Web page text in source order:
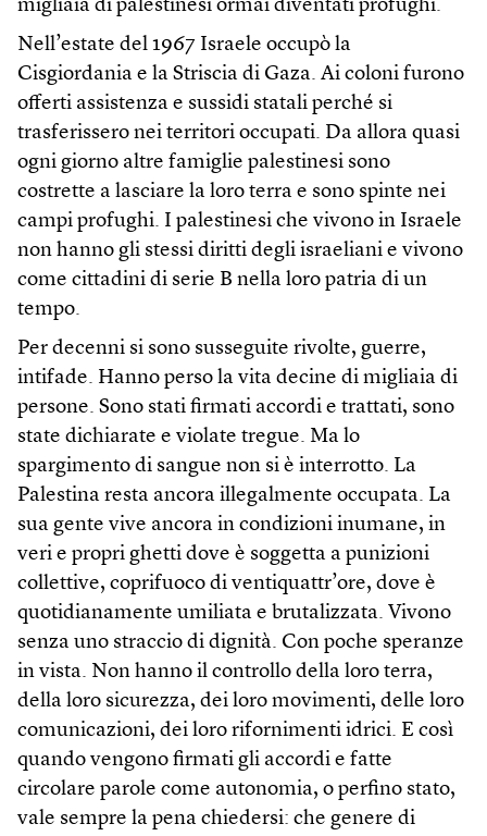
migliaia di palestinesi ormai diventati profughi.
Nell’estate del 1967 Israele occupò la
Cisgiordania e la Striscia di Gaza. Ai coloni furono
offerti assistenza e sussidi statali perché si
trasferissero nei territori occupati. Da allora quasi
ogni giorno altre famiglie palestinesi sono
costrette a lasciare la loro terra e sono spinte nei
campi profughi. I palestinesi che vivono in Israele
non hanno gli stessi diritti degli israeliani e vivono
come cittadini di serie B nella loro patria di un
tempo.
Per decenni si sono susseguite rivolte, guerre,
intifade. Hanno perso la vita decine di migliaia di
persone. Sono stati firmati accordi e trattati, sono
state dichiarate e violate tregue. Ma lo
spargimento di sangue non si è interrotto. La
Palestina resta ancora illegalmente occupata. La
sua gente vive ancora in condizioni inumane, in
veri e propri ghetti dove è soggetta a punizioni
collettive, coprifuoco di ventiquattr’ore, dove è
quotidianamente umiliata e brutalizzata. Vivono
senza uno straccio di dignità. Con poche speranze
in vista. Non hanno il controllo della loro terra,
della loro sicurezza, dei loro movimenti, delle loro
comunicazioni, dei loro rifornimenti idrici. E così
quando vengono firmati gli accordi e fatte
circolare parole come autonomia, o perfino stato,
vale sempre la pena chiedersi: che genere di